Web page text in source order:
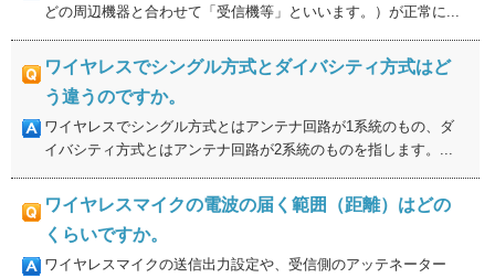
どの周辺機器と合わせて「受信機等」といいます。）が正常に...
ワイヤレスでシングル方式とダイバシティ方式はど
う違うのですか。
ワイヤレスでシングル方式とはアンテナ回路が1系統のもの、ダ
イバシティ方式とはアンテナ回路が2系統のものを指します。...
ワイヤレスマイクの電波の届く範囲（距離）はどの
くらいですか。
ワイヤレスマイクの送信出力設定や、受信側のアッテネーター